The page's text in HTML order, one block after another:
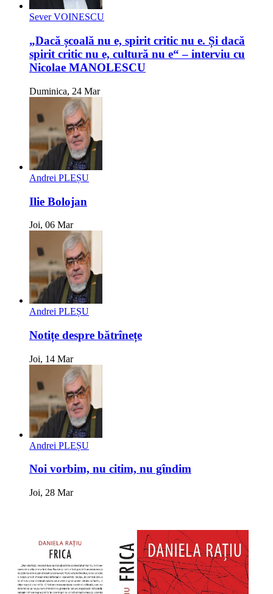
Sever VOINESCU
„Dacă școală nu e, spirit critic nu e. Și dacă
spirit critic nu e, cultură nu e“ – interviu cu
Nicolae MANOLESCU
Duminica, 24 Mar
Andrei PLEȘU
Ilie Bolojan
Joi, 06 Mar
Andrei PLEȘU
Notițe despre bătrînețe
Joi, 14 Mar
Andrei PLEȘU
Noi vorbim, nu citim, nu gîndim
Joi, 28 Mar